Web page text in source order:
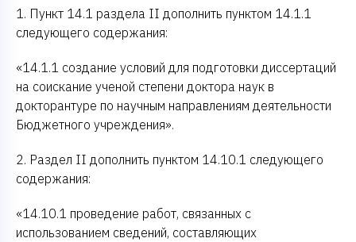
1. Пункт 14.1 раздела II дополнить пунктом 14.1.1
следующего содержания:
«14.1.1 создание условий для подготовки диссертаций
на соискание ученой степени доктора наук в
докторантуре по научным направлениям деятельности
Бюджетного учреждения».
2. Раздел II дополнить пунктом 14.10.1 следующего
содержания:
«14.10.1 проведение работ, связанных с
использованием сведений, составляющих